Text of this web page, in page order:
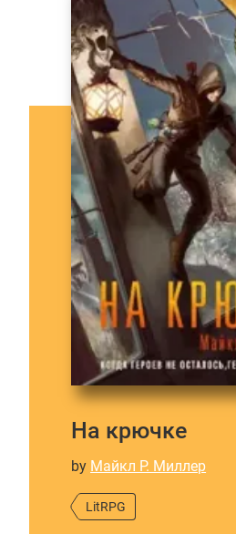
На крючке
by Майкл Р. Миллер
LitRPG